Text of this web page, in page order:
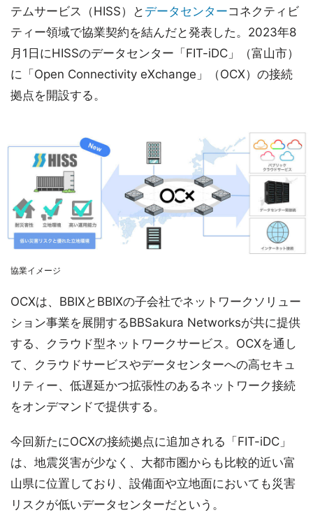
テムサービス（HISS）と データセンターコネクティビ
ティー領域で協業契約を結んだと発表した。2023年8
月1日にHISSのデータセンター「FIT-iDC」（富山市）
に「Open Connectivity eXchange」（OCX）の接続
拠点を開設する。
協業イメージ
OCXは、BBIXとBBIXの子会社でネットワークソリュー
ション事業を展開するBBSakura Networksが共に提供
する、クラウド型ネットワークサービス。OCXを通し
て、クラウドサービスやデータセンターへの高セキュ
リティー、低遅延かつ拡張性のあるネットワーク接続
をオンデマンドで提供する。
今回新たにOCXの接続拠点に追加される「FIT-iDC」
は、地震災害が少なく、大都市圏からも比較的近い富
山県に位置しており、設備面や立地面においても災害
リスクが低いデータセンターだという。